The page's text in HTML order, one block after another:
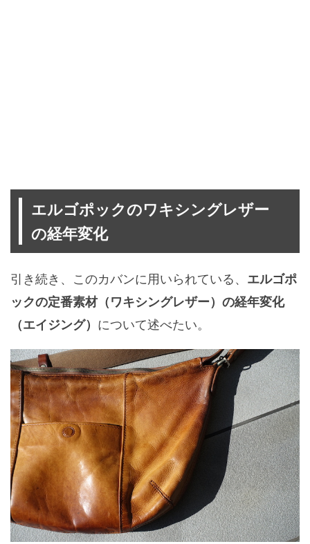
エルゴポックのワキシングレザー
の経年変化
引き続き、このカバンに用いられている、 エルゴポ
ックの定番素材（ワキシングレザー）の経年変化
（エイジング） について述べたい。